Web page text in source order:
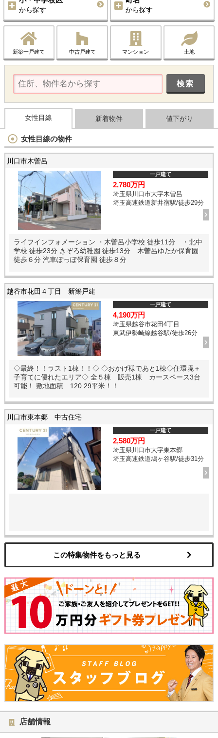
から探す から探す
新築一戸建て 中古戸建て マンション 土地
女性目線 新着物件 値下がり
女性目線の物件
一戸建て
2,780万円
埼玉県川口市大字木曽呂
埼玉高速鉄道新井宿駅/徒歩29分
ライフインフォメーション ・木曽呂小学校 徒歩11分 ・北中
学校 徒歩23分 きぞろ幼稚園 徒歩13分 木曽呂ゆたか保育園
徒歩６分 汽車ぽっぽ保育園 徒歩８分
川口市木曽呂
一戸建て
4,190万円
埼玉県越谷市花田4丁目
東武伊勢崎線越谷駅/徒歩26分
◇最終！！ラスト1棟！！◇ ◇おかげ様であと1棟◇住環境＋
子育てに優れたエリア◇ 全５棟 販売1棟 カースペース3台
可能！ 敷地面積 120.29平米！！
越谷市花田４丁目 新築戸建
一戸建て
2,580万円
埼玉県川口市大字東本郷
埼玉高速鉄道鳩ヶ谷駅/徒歩31分
川口市東本郷 中古住宅
この特集物件をもっと見る
店舗情報